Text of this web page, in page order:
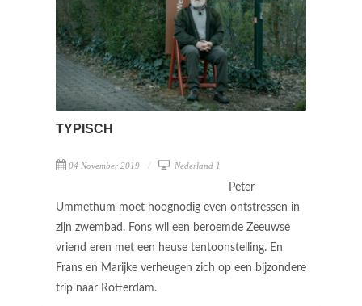
TYPISCH
04 November 2019 Nederland 1
Peter
Ummethum moet hoognodig even ontstressen in
zijn zwembad. Fons wil een beroemde Zeeuwse
vriend eren met een heuse tentoonstelling. En
Frans en Marijke verheugen zich op een bijzondere
trip naar Rotterdam.